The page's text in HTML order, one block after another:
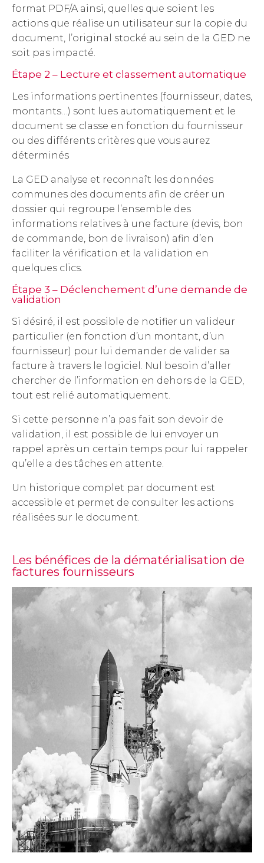
format PDF/A ainsi, quelles que soient les
actions que réalise un utilisateur sur la copie du
document, l’original stocké au sein de la GED ne
soit pas impacté.
Étape 2 – Lecture et classement automatique
Les informations pertinentes (fournisseur, dates,
montants…) sont lues automatiquement et le
document se classe en fonction du fournisseur
ou des différents critères que vous aurez
déterminés
La GED analyse et reconnaît les données
communes des documents afin de créer un
dossier qui regroupe l’ensemble des
informations relatives à une facture (devis, bon
de commande, bon de livraison) afin d’en
faciliter la vérification et la validation en
quelques clics.
Étape 3 – Déclenchement d’une demande de
validation
Si désiré, il est possible de notifier un valideur
particulier (en fonction d’un montant, d’un
fournisseur) pour lui demander de valider sa
facture à travers le logiciel. Nul besoin d’aller
chercher de l’information en dehors de la GED,
tout est relié automatiquement.
Si cette personne n’a pas fait son devoir de
validation, il est possible de lui envoyer un
rappel après un certain temps pour lui rappeler
qu’elle a des tâches en attente.
Un historique complet par document est
accessible et permet de consulter les actions
réalisées sur le document.
Les bénéfices de la dématérialisation de
factures fournisseurs